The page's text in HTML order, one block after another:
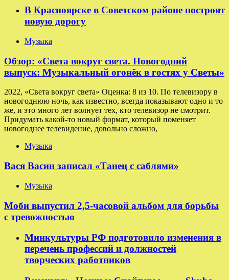
В Красноярске в Советском районе построят
новую дорогу
Музыка
Обзор: «Света вокруг света. Новогодний
выпуск: Музыкальный огонёк в гостях у Светы»
2022, «Света вокруг света» Оценка: 8 из 10. По телевизору в
новогоднюю ночь, как известно, всегда показывают одно и то
же, и это много лет волнует тех, кто телевизор не смотрит.
Придумать какой-то новый формат, который поменяет
новогоднее телевидение, довольно сложно,
Музыка
Вася Васин записал «Танец с саблями»
Музыка
Моби выпустил 2,5-часовой альбом для борьбы
с тревожностью
Минкультуры РФ подготовило изменения в
перечень профессий и должностей
творческих работников